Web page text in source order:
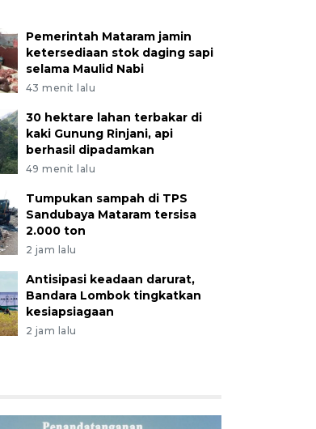
Pemerintah Mataram jamin
ketersediaan stok daging sapi
selama Maulid Nabi
43 menit lalu
30 hektare lahan terbakar di
kaki Gunung Rinjani, api
berhasil dipadamkan
49 menit lalu
Tumpukan sampah di TPS
Sandubaya Mataram tersisa
2.000 ton
2 jam lalu
Antisipasi keadaan darurat,
Bandara Lombok tingkatkan
kesiapsiagaan
2 jam lalu